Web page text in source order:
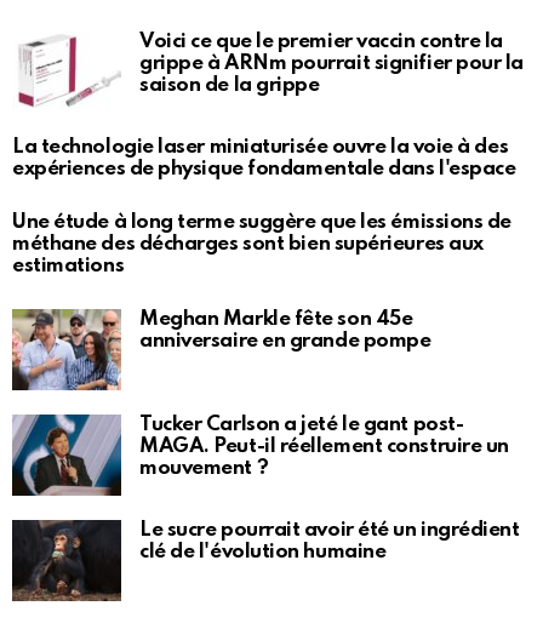
Voici ce que le premier vaccin contre la
grippe à ARNm pourrait signifier pour la
saison de la grippe
La technologie laser miniaturisée ouvre la voie à des
expériences de physique fondamentale dans l'espace
Une étude à long terme suggère que les émissions de
méthane des décharges sont bien supérieures aux
estimations
Meghan Markle fête son 45e
anniversaire en grande pompe
Tucker Carlson a jeté le gant post-
MAGA. Peut-il réellement construire un
mouvement ?
Le sucre pourrait avoir été un ingrédient
clé de l'évolution humaine